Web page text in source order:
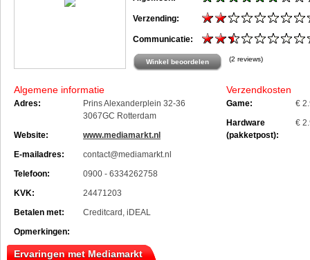
Verzending:
Communicatie:
Winkel beoordelen (2 reviews)
Algemene informatie
Adres:
Prins Alexanderplein 32-36
3067GC Rotterdam
Website:
www.mediamarkt.nl
E-mailadres:
contact@mediamarkt.nl
Telefoon:
0900 - 6334262758
KVK:
24471203
Betalen met:
Creditcard, iDEAL
Opmerkingen:
Verzendkosten
Game:
€
Hardware
(pakketpost):
€
Ervaringen met Mediamarkt